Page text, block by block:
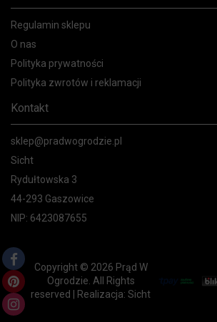
Regulamin sklepu
O nas
Polityka prywatności
Polityka zwrotów i reklamacji
Kontakt
sklep@pradwogrodzie.pl
Sicht
Rydułtowska 3
44-293 Gaszowice
NIP: 6423087655
Copyright © 2026 Prąd W
Ogrodzie. All Rights
reserved | Realizacja:Sicht